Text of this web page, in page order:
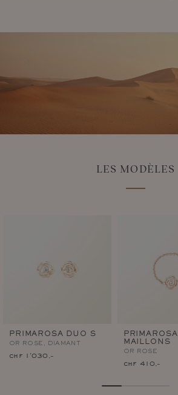
LES MODÈLES
PRIMAROSA DUO S
OR ROSE, DIAMANT
chf 1'030.–
PRIMAROSA
MAILLONS
OR ROSE
chf 410.–